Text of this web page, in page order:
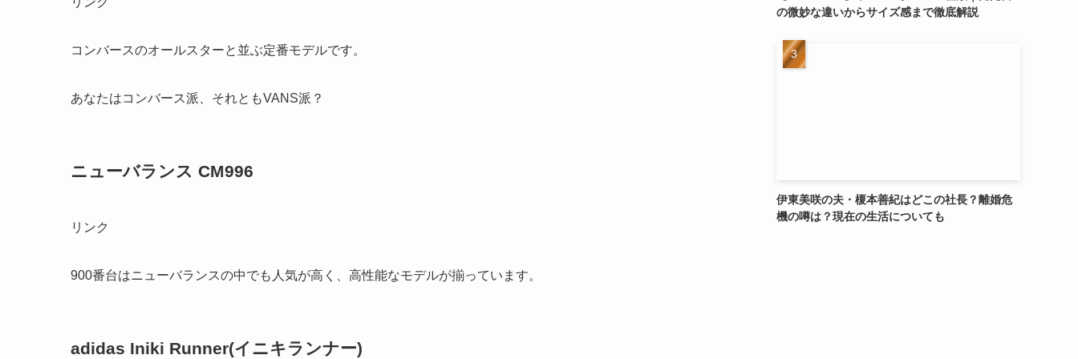
コンバースのオールスターと並ぶ定番モデルです。
あなたはコンバース派、それともVANS派？
ニューバランス CM996
リンク
900番台はニューバランスの中でも人気が高く、高性能なモデルが揃っています。
adidas Iniki Runner(イニキランナー)
の微妙な違いからサイズ感まで徹底解説
伊東美咲の夫・榎本善紀はどこの社長？離婚危
機の噂は？現在の生活についても